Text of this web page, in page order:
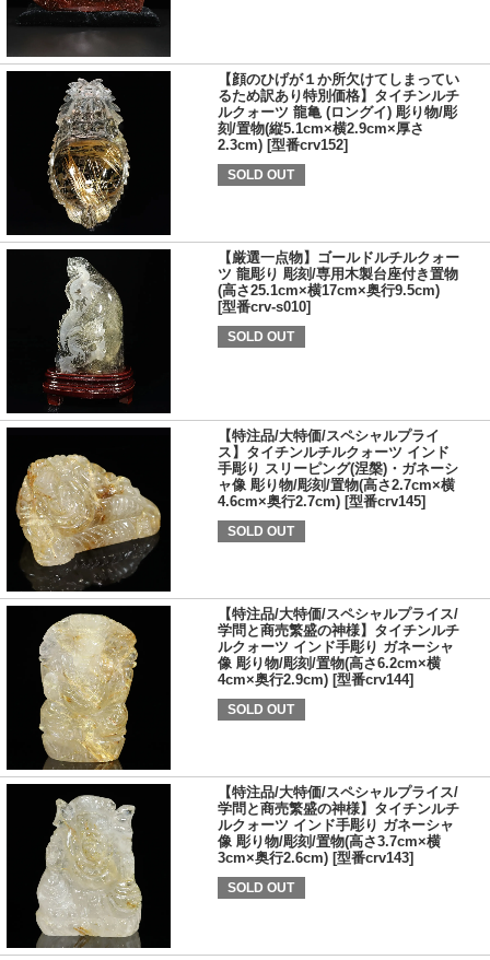
【顔のひげが１か所欠けてしまってい
るため訳あり特別価格】タイチンルチ
ルクォーツ 龍亀 (ロングイ) 彫り物/彫
刻/置物(縦5.1cm×横2.9cm×厚さ
2.3cm) [型番crv152]
SOLD OUT
【厳選一点物】ゴールドルチルクォー
ツ 龍彫り 彫刻/専用木製台座付き置物
(高さ25.1cm×横17cm×奥行9.5cm)
[型番crv-s010]
SOLD OUT
【特注品/大特価/スペシャルプライ
ス】タイチンルチルクォーツ インド
手彫り スリーピング(涅槃)・ガネーシ
ャ像 彫り物/彫刻/置物(高さ2.7cm×横
4.6cm×奥行2.7cm) [型番crv145]
SOLD OUT
【特注品/大特価/スペシャルプライス/
学問と商売繁盛の神様】タイチンルチ
ルクォーツ インド手彫り ガネーシャ
像 彫り物/彫刻/置物(高さ6.2cm×横
4cm×奥行2.9cm) [型番crv144]
SOLD OUT
【特注品/大特価/スペシャルプライス/
学問と商売繁盛の神様】タイチンルチ
ルクォーツ インド手彫り ガネーシャ
像 彫り物/彫刻/置物(高さ3.7cm×横
3cm×奥行2.6cm) [型番crv143]
SOLD OUT